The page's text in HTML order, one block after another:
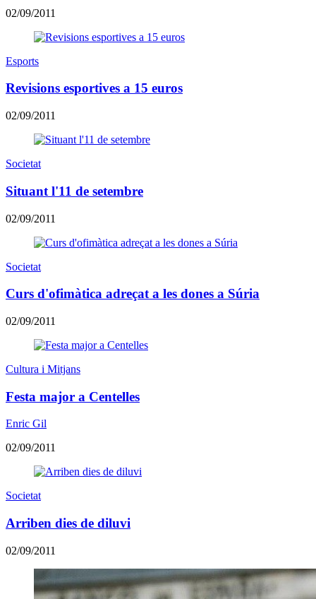
02/09/2011
Esports
Revisions esportives a 15 euros
02/09/2011
Societat
Situant l'11 de setembre
02/09/2011
Societat
Curs d'ofimàtica adreçat a les dones a Súria
02/09/2011
Cultura i Mitjans
Festa major a Centelles
Enric Gil
02/09/2011
Societat
Arriben dies de diluvi
02/09/2011